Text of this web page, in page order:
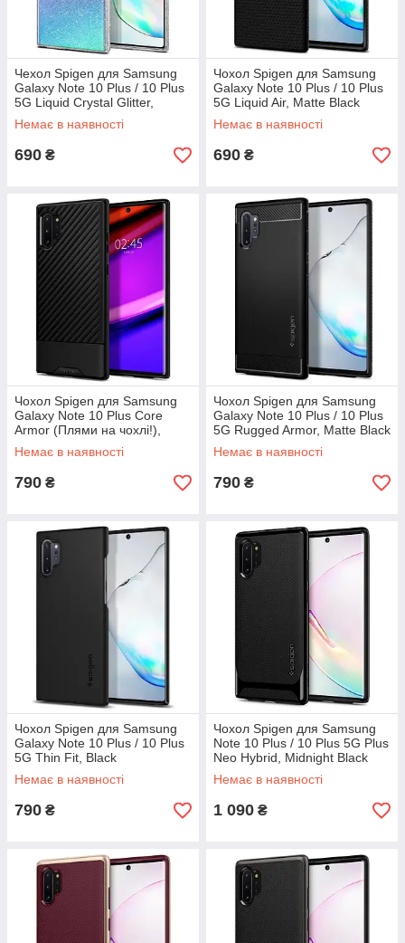
Чехол Spigen для Samsung
Galaxy Note 10 Plus / 10 Plus
5G Liquid Crystal Glitter,
Crystal Quartz (627CS27328)
Немає в наявності
690 ₴
Чохол Spigen для Samsung
Galaxy Note 10 Plus / 10 Plus
5G Liquid Air, Matte Black
(627CS27330)
Немає в наявності
690 ₴
Чохол Spigen для Samsung
Galaxy Note 10 Plus Core
Armor (Плями на чохлі!),
Matte Black (627CS27365)
Немає в наявності
790 ₴
Чохол Spigen для Samsung
Galaxy Note 10 Plus / 10 Plus
5G Rugged Armor, Matte Black
(627CS27331)
Немає в наявності
790 ₴
Чохол Spigen для Samsung
Galaxy Note 10 Plus / 10 Plus
5G Thin Fit, Black
(627CS27325)
Немає в наявності
790 ₴
Чохол Spigen для Samsung
Note 10 Plus / 10 Plus 5G Plus
Neo Hybrid, Midnight Black
(627CS27338)
Немає в наявності
1 090 ₴